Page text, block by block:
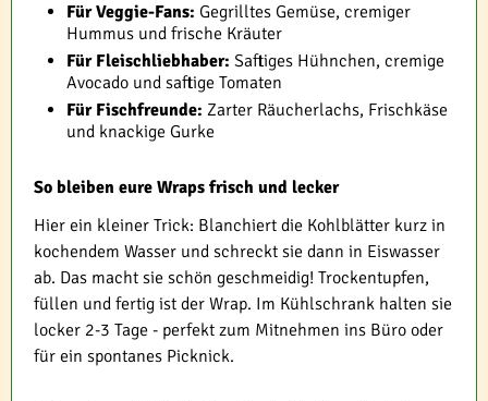
Für Veggie-Fans: Gegrilltes Gemüse, cremiger
Hummus und frische Kräuter
Für Fleischliebhaber: Saftiges Hühnchen, cremige
Avocado und saftige Tomaten
Für Fischfreunde: Zarter Räucherlachs, Frischkäse
und knackige Gurke
So bleiben eure Wraps frisch und lecker
Hier ein kleiner Trick: Blanchiert die Kohlblätter kurz in
kochendem Wasser und schreckt sie dann in Eiswasser
ab. Das macht sie schön geschmeidig! Trockentupfen,
füllen und fertig ist der Wrap. Im Kühlschrank halten sie
locker 2-3 Tage - perfekt zum Mitnehmen ins Büro oder
für ein spontanes Picknick.